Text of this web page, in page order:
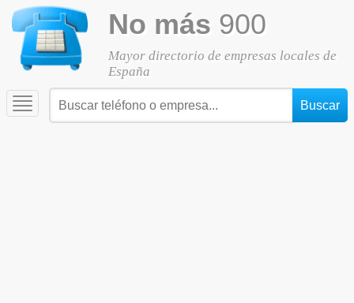
No más 900
Mayor directorio de empresas locales de
España
Toggle
navigation